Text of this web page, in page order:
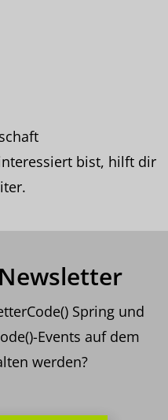
bist, hilft dir
Spring und
Events auf dem
werden?